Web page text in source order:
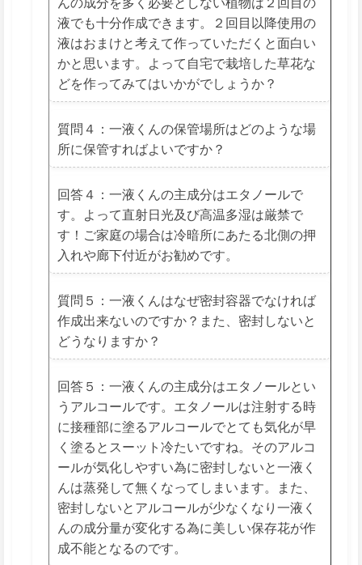
液でも十分作成できます。２回目以降使用の
液はおまけと考えて作っていただくと面白い
かと思います。よって自宅で栽培した草花な
どを作ってみてはいかがでしょうか？
質問４：一液くんの保管場所はどのような場
所に保管すればよいですか？
回答４：一液くんの主成分はエタノールで
す。よって直射日光及び高温多湿は厳禁で
す！ご家庭の場合は冷暗所にあたる北側の押
入れや廊下付近がお勧めです。
質問５：一液くんはなぜ密封容器でなければ
作成出来ないのですか？また、密封しないと
どうなりますか？
回答５：一液くんの主成分はエタノールとい
うアルコールです。エタノールは注射する時
に接種部に塗るアルコールでとても気化が早
く塗るとスーット冷たいですね。そのアルコ
ールが気化しやすい為に密封しないと一液く
んは蒸発して無くなってしまいます。また、
密封しないとアルコールが少なくなり一液く
んの成分量が変化する為に美しい保存花が作
成不能となるのです。